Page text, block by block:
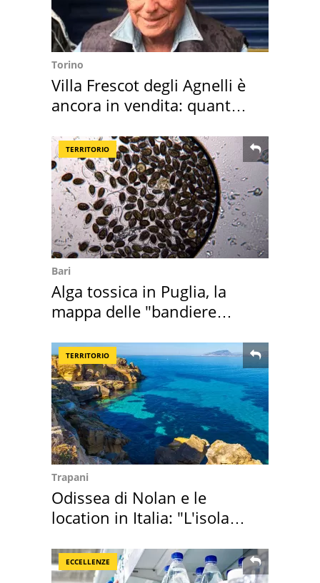
Torino
Villa Frescot degli Agnelli è
ancora in vendita: quanto
TERRITORIO
Bari
Alga tossica in Puglia, la
mappa delle "bandiere
TERRITORIO
Trapani
Odissea di Nolan e le
location in Italia: "L'isola
ECCELLENZE